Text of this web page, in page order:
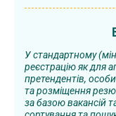
У стандартному
реєстрацію як для
претендентів,
та розміщення
за базою вакансій